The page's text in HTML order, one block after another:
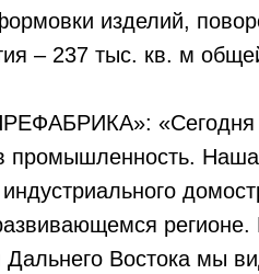
изделий,
– 237 тыс. кв. м
«Сегодня
промышленность.
регионе.
Востока мы